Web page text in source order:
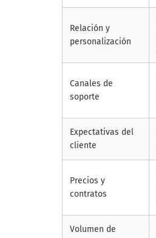
Relación y
personalización
Canales de
soporte
Expectativas del
cliente
Precios y
contratos
Volumen de